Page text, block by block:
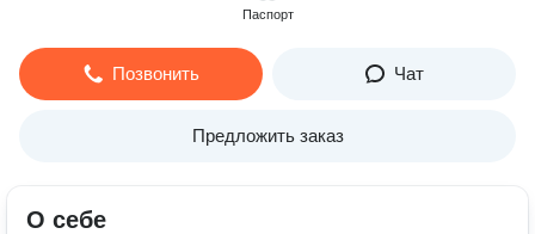
Паспорт
Позвонить Чат
Предложить заказ
О себе